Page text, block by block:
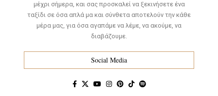
μέχρι σήμερα, και σας προσκαλεί να ξεκινήσετε ένα
ταξίδι σε όσα απλά μα και σύνθετα αποτελούν την κάθε
μέρα μας, για όσα αγαπάμε να λέμε, να ακούμε, να
διαβάζουμε.
Social Media